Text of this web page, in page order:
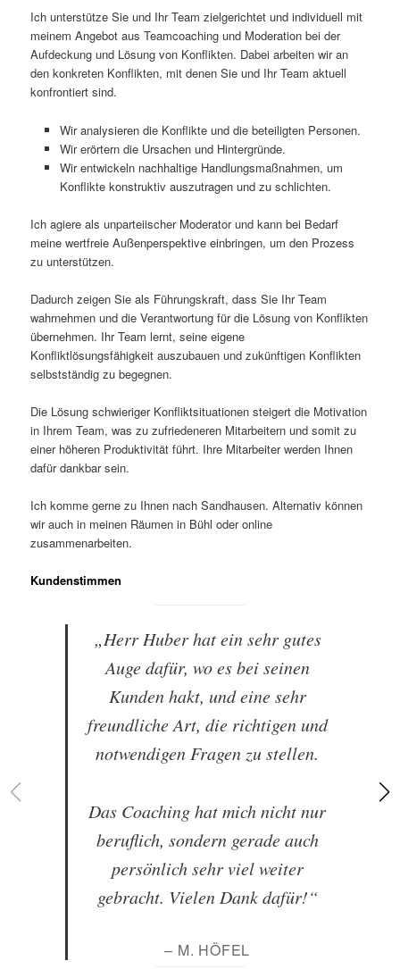
Ich unterstütze Sie und Ihr Team zielgerichtet und individuell mit
meinem Angebot aus Teamcoaching und Moderation bei der
Aufdeckung und Lösung von Konflikten. Dabei arbeiten wir an
den konkreten Konflikten, mit denen Sie und Ihr Team aktuell
konfrontiert sind.
Wir analysieren die Konflikte und die beteiligten Personen.
Wir erörtern die Ursachen und Hintergründe.
Wir entwickeln nachhaltige Handlungsmaßnahmen, um
Konflikte konstruktiv auszutragen und zu schlichten.
Ich agiere als unparteiischer Moderator und kann bei Bedarf
meine wertfreie Außenperspektive einbringen, um den Prozess
zu unterstützen.
Dadurch zeigen Sie als Führungskraft, dass Sie Ihr Team
wahrnehmen und die Verantwortung für die Lösung von Konflikten
übernehmen. Ihr Team lernt, seine eigene
Konfliktlösungsfähigkeit auszubauen und zukünftigen Konflikten
selbstständig zu begegnen.
Die Lösung schwieriger Konfliktsituationen steigert die Motivation
in Ihrem Team, was zu zufriedeneren Mitarbeitern und somit zu
einer höheren Produktivität führt. Ihre Mitarbeiter werden Ihnen
dafür dankbar sein.
Ich komme gerne zu Ihnen nach Sandhausen. Alternativ können
wir auch in meinen Räumen in Bühl oder online
zusammenarbeiten.
Kundenstimmen
„Herr Huber hat ein sehr gutes
Auge dafür, wo es bei seinen
Kunden hakt, und eine sehr
freundliche Art, die richtigen und
notwendigen Fragen zu stellen.
Das Coaching hat mich nicht nur
beruflich, sondern gerade auch
persönlich sehr viel weiter
gebracht. Vielen Dank dafür!“
– M. HÖFEL